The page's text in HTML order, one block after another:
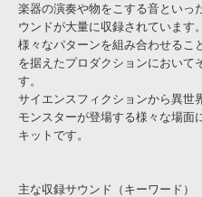
楽器の演奏や物をこする音といっ
ウンドが大量に収録されています。
様々なパターンを組み合わせるこ
を据えたプロダクションにおいて
す。
サイエンスフィクションから異世
モンスターが登場する様々な場面
キットです。
主な収録サウンド（キーワード）